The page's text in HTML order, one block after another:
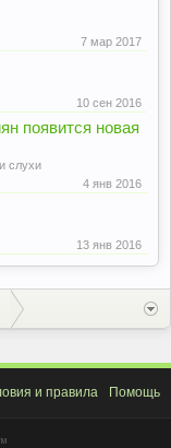
7 мар 2017
10 сен 2016
появится новая
слухи
4 янв 2016
13 янв 2016
и правила Помощь